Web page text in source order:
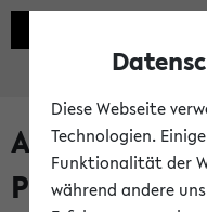
Alle noch
Prüfungen
Diese Webseite
Technologien.
Funktionalität der
während andere